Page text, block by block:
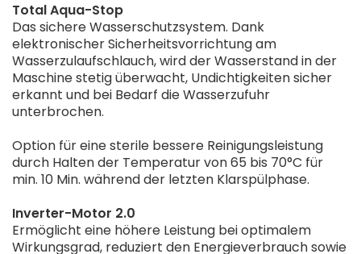
Total Aqua-Stop
Das sichere Wasserschutzsystem. Dank
elektronischer Sicherheitsvorrichtung am
Wasserzulaufschlauch, wird der Wasserstand in der
Maschine stetig überwacht, Undichtigkeiten sicher
erkannt und bei Bedarf die Wasserzufuhr
unterbrochen.
Option für eine sterile bessere Reinigungsleistung
durch Halten der Temperatur von 65 bis 70°C für
min. 10 Min. während der letzten Klarspülphase.
Inverter-Motor 2.0
Ermöglicht eine höhere Leistung bei optimalem
Wirkungsgrad, reduziert den Energieverbrauch sowie